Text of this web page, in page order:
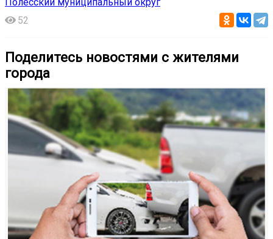
52
Поделитесь новостями с жителями
города